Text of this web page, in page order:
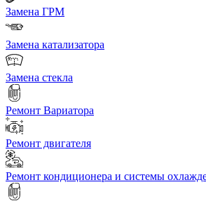
Замена ГРМ
Замена катализатора
Замена стекла
Ремонт Вариатора
Ремонт двигателя
Ремонт кондиционера и системы